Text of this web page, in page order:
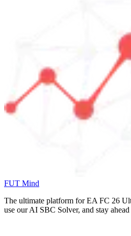
FUT Mind
The ultimate platform for EA FC 26
use our AI SBC Solver, and stay